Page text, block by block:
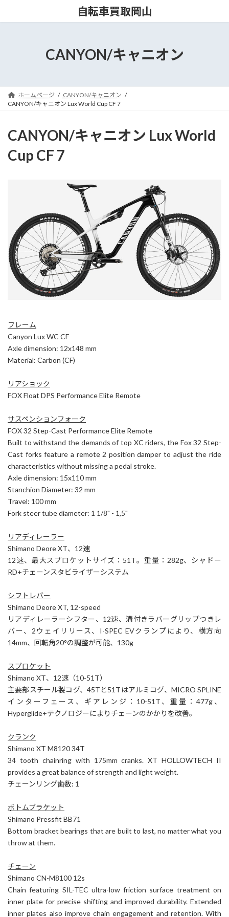
ッ
移
自転車買取岡山
CANYON/キャニオン
ホームページ
CANYON/キャニオン
CANYON/キャニオン Lux World Cup CF 7
CANYON/キャニオン Lux World
Cup CF 7
フレーム
Canyon Lux WC CF
Axle dimension: 12x148 mm
Material: Carbon (CF)
リアショック
FOX Float DPS Performance Elite Remote
サスペンションフォーク
FOX 32 Step-Cast Performance Elite Remote
Built to withstand the demands of top XC riders, the Fox 32 Step-
Cast forks feature a remote 2 position damper to adjust the ride
characteristics without missing a pedal stroke.
Axle dimension: 15x110 mm
Stanchion Diameter: 32 mm
Travel: 100 mm
Fork steer tube diameter: 1 1/8" - 1,5"
リアディレーラー
Shimano Deore XT、12速
12速、最大スプロケットサイズ：51T。重量：282g、シャドー
RD+チェーンスタビライザーシステム
シフトレバー
Shimano Deore XT, 12-speed
リアディレーラーシフター、12速、溝付きラバーグリップつきレ
バー、2ウェイリリース、I-SPEC EVクランプにより、横方向
14mm、回転角20°の調整が可能、130g
スプロケット
Shimano XT、12速（10-51T）
主要部スチール製コグ、45Tと51Tはアルミコグ、MICRO SPLINE
インターフェース、ギアレンジ：10-51T、重量：477g、
Hyperglide+テクノロジーによりチェーンのかかりを改善。
クランク
Shimano XT M8120 34T
34 tooth chainring with 175mm cranks. XT HOLLOWTECH II
provides a great balance of strength and light weight.
チェーンリング歯数: 1
ボトムブラケット
Shimano Pressfit BB71
Bottom bracket bearings that are built to last, no matter what you
throw at them.
チェーン
Shimano CN-M8100 12s
Chain featuring SIL-TEC ultra-low friction surface treatment on
inner plate for precise shifting and improved durability. Extended
inner plates also improve chain engagement and retention. With